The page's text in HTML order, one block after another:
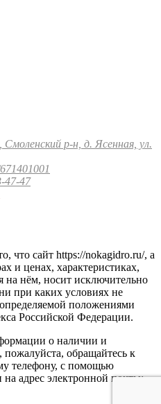
р-н, д. Ясенная, ул.
47-47
что сайт https://nokagidro.ru/, а
и ценах, характеристиках,
на нём, носит исключительно
при каких условиях не
положениями
Российской Федерации.
о наличии и
пожалуйста, обращайтесь к
телефону, с помощью
адрес электронной почты: